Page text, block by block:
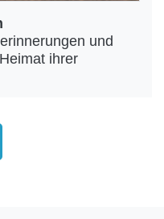
und
ihrer